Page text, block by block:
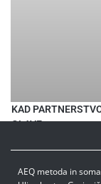
KAD
GLAVE
AEQ metoda in